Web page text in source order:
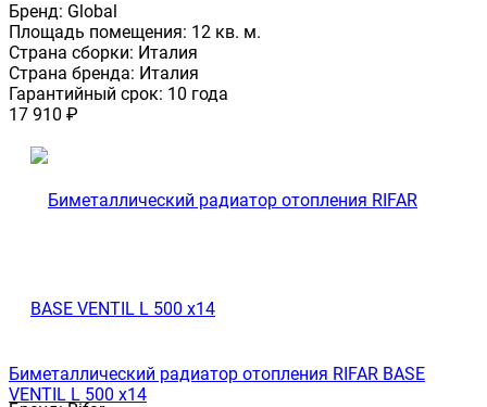
Бренд: Global
Площадь помещения: 12 кв. м.
Страна сборки: Италия
Страна бренда: Италия
Гарантийный срок: 10 года
17 910 ₽
Биметаллический радиатор отопления RIFAR BASE
VENTIL L 500 x14